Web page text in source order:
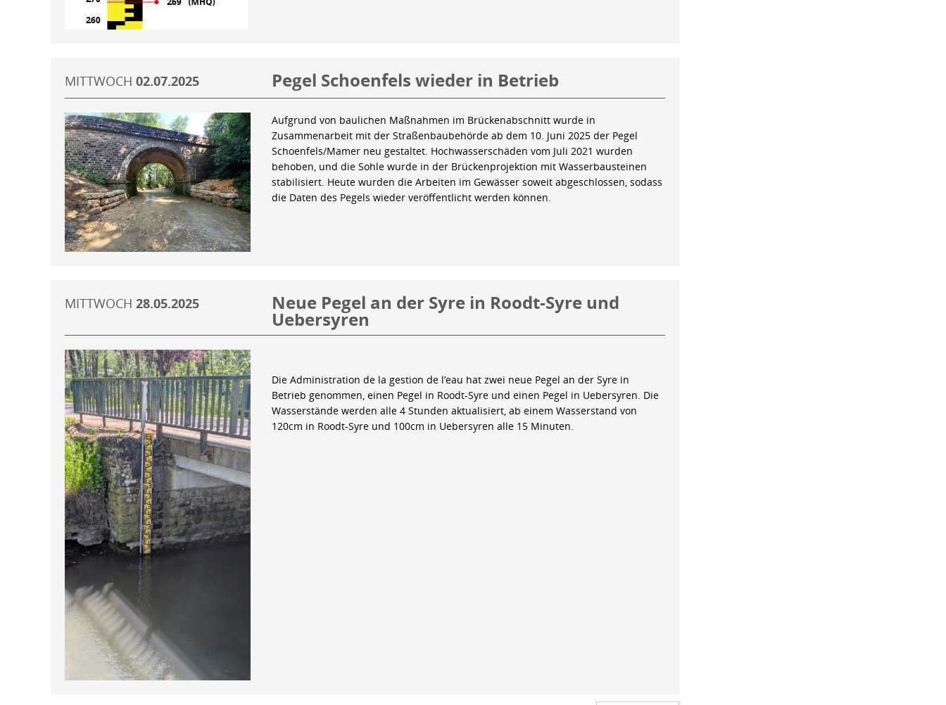
MITTWOCH 02.07.2025 Pegel Schoenfels wieder in Betrieb
Aufgrund von baulichen Maßnahmen im Brückenabschnitt wurde in
Zusammenarbeit mit der Straßenbaubehörde ab dem 10. Juni 2025 der Pegel
Schoenfels/Mamer neu gestaltet. Hochwasserschäden vom Juli 2021 wurden
behoben, und die Sohle wurde in der Brückenprojektion mit Wasserbausteinen
stabilisiert. Heute wurden die Arbeiten im Gewässer soweit abgeschlossen, sodass
die Daten des Pegels wieder veröffentlicht werden können.
MITTWOCH 28.05.2025 Neue Pegel an der Syre in Roodt-Syre und
Uebersyren
Die Administration de la gestion de l’eau hat zwei neue Pegel an der Syre in
Betrieb genommen, einen Pegel in Roodt-Syre und einen Pegel in Uebersyren. Die
Wasserstände werden alle 4 Stunden aktualisiert, ab einem Wasserstand von
120cm in Roodt-Syre und 100cm in Uebersyren alle 15 Minuten.